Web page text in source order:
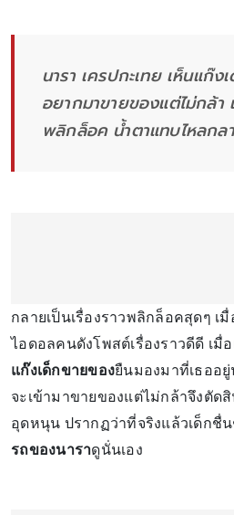
นารา เครปกะเทย เห็นแก๊
อยากมาขายของแต่ไม่กล้
พลิกล็อค น้ำตาแทบไหลกล
กลายเป็นเรื่องราวพลิกล็อคสุดๆ เมื่
ไอดอลคนดังโพสต์เรื่องราวดีดี เมื่
แก๊งเด็กขายของยืนมองมาที่เธออ
จะเข้ามาขายของแต่ไม่กล้าจึงตัด
อุดหนุน ปรากฏว่าที่จริงแล้วเด็กชื่
รถของนาราดูนั่นเอง